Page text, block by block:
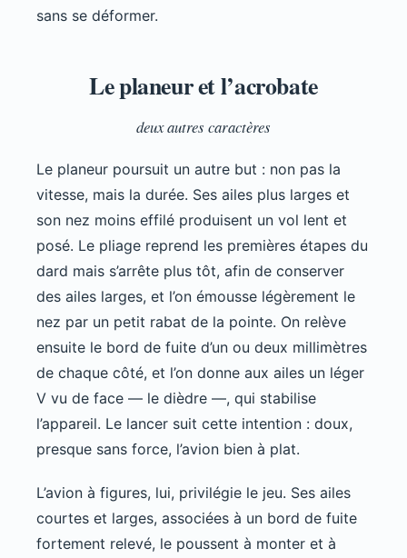
sans se déformer.
Le planeur et l’acrobate
deux autres caractères
Le planeur poursuit un autre but : non pas la
vitesse, mais la durée. Ses ailes plus larges et
son nez moins effilé produisent un vol lent et
posé. Le pliage reprend les premières étapes du
dard mais s’arrête plus tôt, afin de conserver
des ailes larges, et l’on émousse légèrement le
nez par un petit rabat de la pointe. On relève
ensuite le bord de fuite d’un ou deux millimètres
de chaque côté, et l’on donne aux ailes un léger
V vu de face — le dièdre —, qui stabilise
l’appareil. Le lancer suit cette intention : doux,
presque sans force, l’avion bien à plat.
L’avion à figures, lui, privilégie le jeu. Ses ailes
courtes et larges, associées à un bord de fuite
fortement relevé, le poussent à monter et à